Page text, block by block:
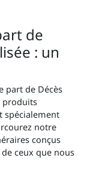
de
: un
part de Décès
produits
spécialement
notre
conçus
ceux que nous